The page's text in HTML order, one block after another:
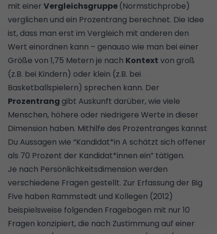
mit einer Vergleichsgruppe(Normstichprobe)
verglichen und ein Prozentrang berechnet. Die Idee
ist, dass man erst im Vergleich mit anderen den
Wert einordnen kann – genauso wie man bei einer
Größe von 1,75 Metern je nach Kontext von groß
(z.B. bei Kindern) oder klein (z.B. bei
Basketballspielern) sprechen kann. Der
Prozentranggibt Auskunft darüber, wie viele
Menschen, höhere oder niedrigere Werte in dieser
Dimension haben. Mithilfe des Prozentranges kannst
Du Aussagen wie “Kandidat*in A schätzt sich offener
als 70 Prozent der Kandidat*innen ein” tätigen.
Je nach Persönlichkeitsdimension werden
verschiedene Fragen gestellt. Zur Erfassung der Big
Five haben Rammstedt und Kollegen (2012)
beispielsweise folgenden Fragebogen mit nur 10
Fragen konzipiert, die nach Zustimmung auf einer